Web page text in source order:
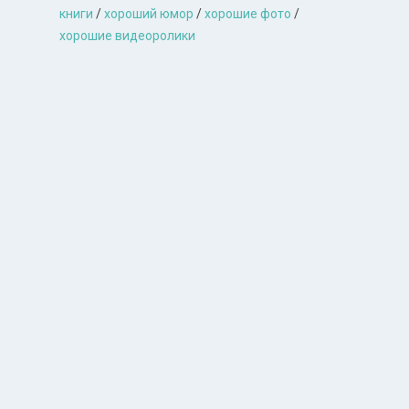
книги /хороший юмор /хорошие фото /
хорошие видеоролики